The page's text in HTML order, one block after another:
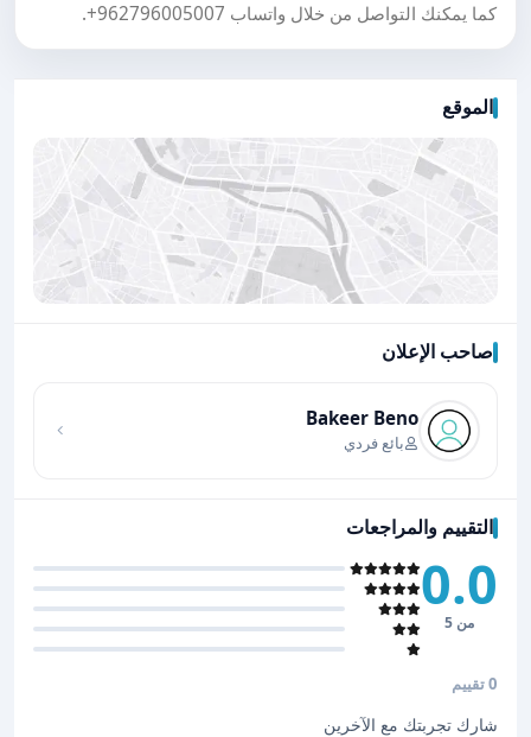
كما يمكنك التواصل من خلال واتساب +962796005007
.
الموقع
صاحب الإعلان
Bakeer Beno
بائع فردي
التقييم والمراجعات
0.0
من 5
0 تقييم
شارك تجربتك مع الآخرين